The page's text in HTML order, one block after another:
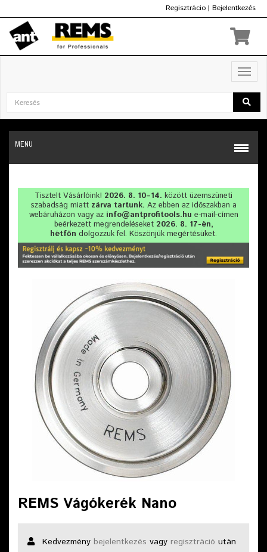
Regisztrácio | Bejelentkezés
MENU
Tisztelt Vásárlóink! 2026. 8. 10–14. között üzemszüneti
szabadság miatt zárva tartunk. Az ebben az időszakban a
webáruházon vagy az info@antprofitools.hu e-mail-címen
beérkezett megrendeléseket 2026. 8. 17-én,
hétfőn dolgozzuk fel. Köszönjük megértésüket.
REMS Vágókerék Nano
Kedvezmény bejelentkezés vagy regisztráció után